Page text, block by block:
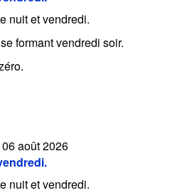
nuit et vendredi.
formant vendredi soir.
août 2026
nuit et vendredi.